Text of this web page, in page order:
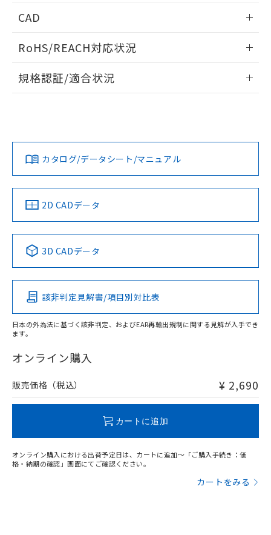
CAD
ドすることができます。
ログイン/会員登録
ダウンロードデータをご利用いただく前に、以下を必ずお読
みください。
ソフトウェアの使用条件
RoHS/REACH対応状況
EU RoHS 注意事項・凡例
対応済み
中国 RoHS 注意事項・凡例
Pb Hg Cd Cr(VI)
O
在庫等で未対応品が混在する可能性があります。
問い合わせください。
規格認証/適合状況
カタログ/データシート/マニュアル
2D CADデータ
3D CADデータ
該非判定見解書/項目別対比表
日本の外為法に基づく該非判定、およびEAR再輸出規制に関する見解が入手でき
ます。
オンライン購入
販売価格（税込） ¥ 2,690
カートに追加
オンライン購入における出荷予定日は、カートに追加～「ご購入手続き：価
格・納期の確認」画面にてご確認ください。
カートをみる